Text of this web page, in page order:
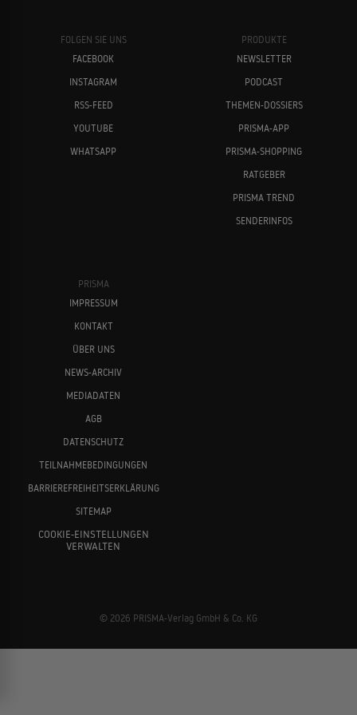
FOLGEN SIE UNS
FACEBOOK
INSTAGRAM
RSS-FEED
YOUTUBE
WHATSAPP
PRODUKTE
NEWSLETTER
PODCAST
THEMEN-DOSSIERS
PRISMA-APP
PRISMA-SHOPPING
RATGEBER
PRISMA TREND
SENDERINFOS
PRISMA
IMPRESSUM
KONTAKT
ÜBER UNS
NEWS-ARCHIV
MEDIADATEN
AGB
DATENSCHUTZ
TEILNAHMEBEDINGUNGEN
BARRIEREFREIHEITSERKLÄRUNG
SITEMAP
COOKIE-EINSTELLUNGEN
VERWALTEN
© 2026 PRISMA-Verlag GmbH & Co. KG